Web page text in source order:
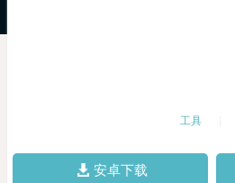
工具
安卓下载